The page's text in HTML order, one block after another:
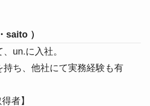
saito ）
un.に入社。
持ち、他社にて実務経験も有
者】